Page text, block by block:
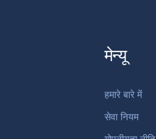
मेन्यू
हमारे बारे में
सेवा नियम